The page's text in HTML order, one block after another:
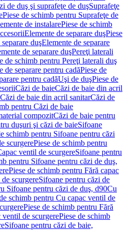
de duş şi suprafeţe de duşSuprafeţe
Piese de schimb pentru Suprafeţe de
de instalarePiese de schimb
Elemente de separare duşPiese
duşElemente de separare
de separare duşPereţi laterali
de schimb pentru Pereţi laterali duş
de separare pentru cadăPiese de
pentru cadăUşi de duşPiese de
Căzi de baieCăzi de baie din acril
de baie din acril sanitarCăzi de
pentru Căzi de baie
compozitCăzi de baie pentru
duşuri şi căzi de baieSifoane
schimb pentru Sifoane pentru căzi
scurgerePiese de schimb pentru
ventil de scurgereSifoane pentru
pentru Sifoane pentru căzi de duş,
Piese de schimb pentru Fără capac
scurgereSifoane pentru căzi de
Sifoane pentru căzi de duş, d90Cu
schimb pentru Cu capac ventil de
Piese de schimb pentru Fără
ventil de scurgerePiese de schimb
Sifoane pentru căzi de baie,